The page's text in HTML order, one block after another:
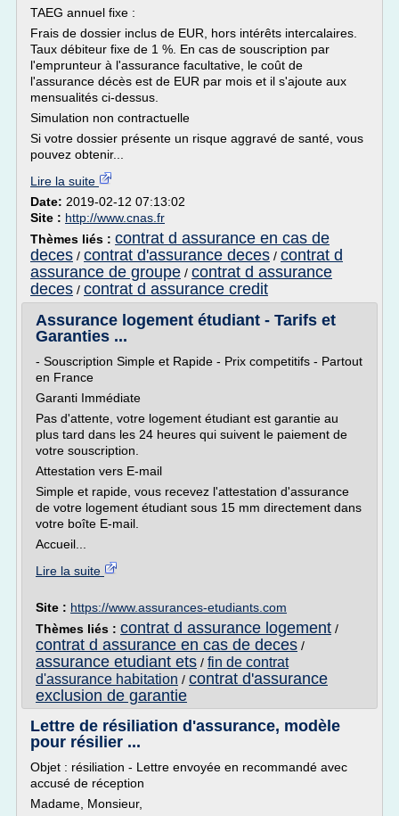
TAEG annuel fixe :
Frais de dossier inclus de EUR, hors intérêts intercalaires.
Taux débiteur fixe de 1 %. En cas de souscription par
l'emprunteur à l'assurance facultative, le coût de
l'assurance décès est de EUR par mois et il s'ajoute aux
mensualités ci-dessus.
Simulation non contractuelle
Si votre dossier présente un risque aggravé de santé, vous
pouvez obtenir...
Lire la suite
Date: 2019-02-12 07:13:02
Site : http://www.cnas.fr
Thèmes liés : contrat d assurance en cas de
deces / contrat d'assurance deces / contrat d
assurance de groupe / contrat d assurance
deces / contrat d assurance credit
Assurance logement étudiant - Tarifs et
Garanties ...
- Souscription Simple et Rapide - Prix competitifs - Partout
en France
Garanti Immédiate
Pas d'attente, votre logement étudiant est garantie au
plus tard dans les 24 heures qui suivent le paiement de
votre souscription.
Attestation vers E-mail
Simple et rapide, vous recevez l'attestation d'assurance
de votre logement étudiant sous 15 mm directement dans
votre boîte E-mail.
Accueil...
Lire la suite
Site : https://www.assurances-etudiants.com
Thèmes liés : contrat d assurance logement /
contrat d assurance en cas de deces /
assurance etudiant ets / fin de contrat
d'assurance habitation / contrat d'assurance
exclusion de garantie
Lettre de résiliation d'assurance, modèle
pour résilier ...
Objet : résiliation - Lettre envoyée en recommandé avec
accusé de réception
Madame, Monsieur,